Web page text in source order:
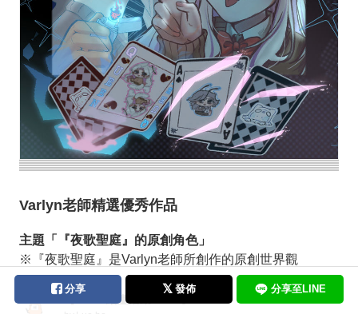
Varlyn老師精選優秀作品
主題「『夜歌聖庭』的原創角色」
※『夜歌聖庭』是Varlyn老師所創作的原創世界觀
【PIXIV 繪畫活動 vol1 】 OC
分享 發佈 分享至LINE